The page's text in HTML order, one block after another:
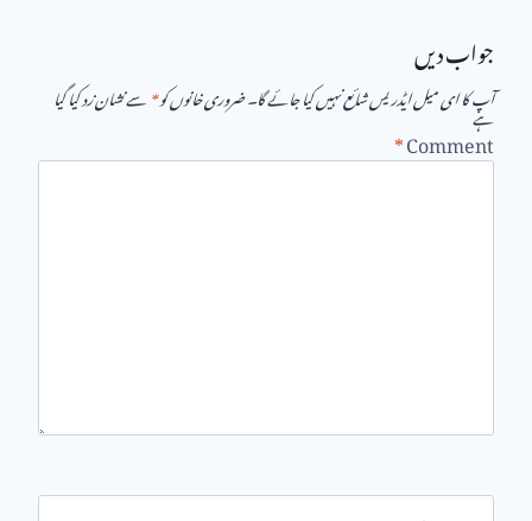
جواب دیں
آپ کا ای میل ایڈریس شائع نہیں کیا جائے گا۔ضروری خانوں کو*سے نشان زد کیا گیا ہے
Comment
*